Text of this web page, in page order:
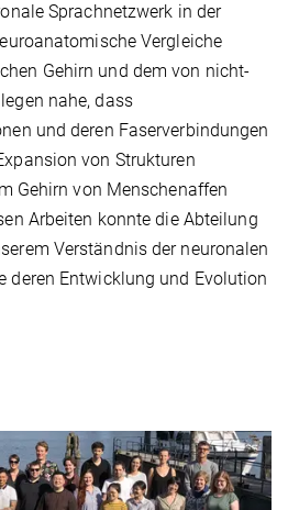
Sprachnetzwerk in der
Vergleiche
Gehirn und dem von nicht-
nahe, dass
und deren Faserverbindungen
von Strukturen
Gehirn von Menschenaffen
Arbeiten konnte die Abteilung
Verständnis der neuronalen
deren Entwicklung und Evolution